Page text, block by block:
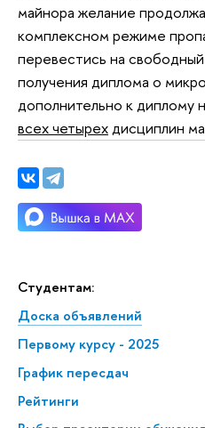
Студентам:
Доска объявлений
Первому курсу - 2025
График пересдач
Рейтинги
майнора желание
комплексном режиме
перевестись на
получения диплома о
дополнительно к диплому
всех четырехдисциплин